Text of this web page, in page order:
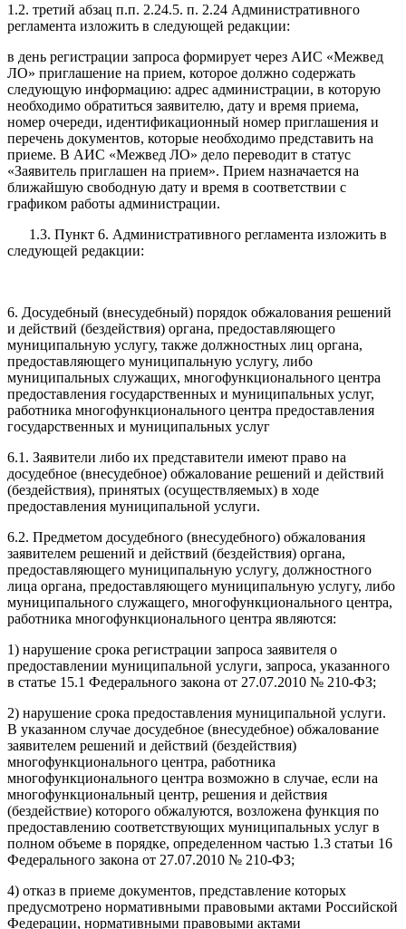
1.2. третий абзац п.п. 2.24.5. п. 2.24 Административного
регламента изложить в следующей редакции:
в день регистрации запроса формирует через АИС «Межвед
ЛО» приглашение на прием, которое должно содержать
следующую информацию: адрес администрации, в которую
необходимо обратиться заявителю, дату и время приема,
номер очереди, идентификационный номер приглашения и
перечень документов, которые необходимо представить на
приеме. В АИС «Межвед ЛО» дело переводит в статус
«Заявитель приглашен на прием». Прием назначается на
ближайшую свободную дату и время в соответствии с
графиком работы администрации.
1.3. Пункт 6. Административного регламента изложить в
следующей редакции:
6. Досудебный (внесудебный) порядок обжалования решений
и действий (бездействия) органа, предоставляющего
муниципальную услугу, также должностных лиц органа,
предоставляющего муниципальную услугу, либо
муниципальных служащих, многофункционального центра
предоставления государственных и муниципальных услуг,
работника многофункционального центра предоставления
государственных и муниципальных услуг
6.1. Заявители либо их представители имеют право на
досудебное (внесудебное) обжалование решений и действий
(бездействия), принятых (осуществляемых) в ходе
предоставления муниципальной услуги.
6.2. Предметом досудебного (внесудебного) обжалования
заявителем решений и действий (бездействия) органа,
предоставляющего муниципальную услугу, должностного
лица органа, предоставляющего муниципальную услугу, либо
муниципального служащего, многофункционального центра,
работника многофункционального центра являются:
1) нарушение срока регистрации запроса заявителя о
предоставлении муниципальной услуги, запроса, указанного
в статье 15.1 Федерального закона от 27.07.2010 № 210-ФЗ;
2) нарушение срока предоставления муниципальной услуги.
В указанном случае досудебное (внесудебное) обжалование
заявителем решений и действий (бездействия)
многофункционального центра, работника
многофункционального центра возможно в случае, если на
многофункциональный центр, решения и действия
(бездействие) которого обжалуются, возложена функция по
предоставлению соответствующих муниципальных услуг в
полном объеме в порядке, определенном частью 1.3 статьи 16
Федерального закона от 27.07.2010 № 210-ФЗ;
4) отказ в приеме документов, представление которых
предусмотрено нормативными правовыми актами Российской
Федерации, нормативными правовыми актами